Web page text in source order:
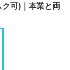
可)｜本業と両